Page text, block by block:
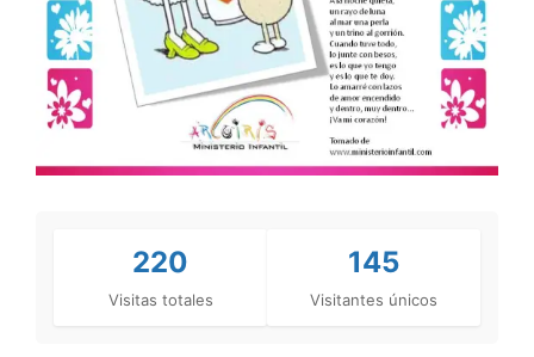
220
Visitas totales
145
Visitantes únicos